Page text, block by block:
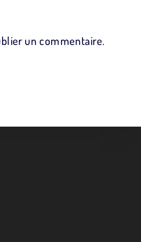
un commentaire.